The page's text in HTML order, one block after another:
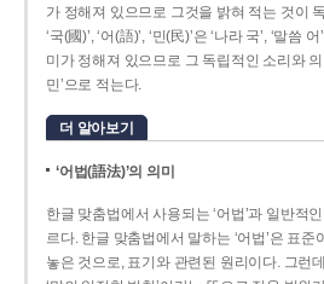
가 정해져 있으므로 그것을 밝혀 적는 것이
‘국(國)’, ‘어(語)’, ‘민(民)’은 ‘나라 국’, ‘말씀
미가 정해져 있으므로 그 독립적인 소리와
민’으로 적는다.
더 알아보기
‘어법(語法)’의 의미
한글 맞춤법에서 사용되는 ‘어법’과 일반적
르다. 한글 맞춤법에서 말하는 ‘어법’은 표
놓은 것으로, 표기와 관련된 원리이다. 그런